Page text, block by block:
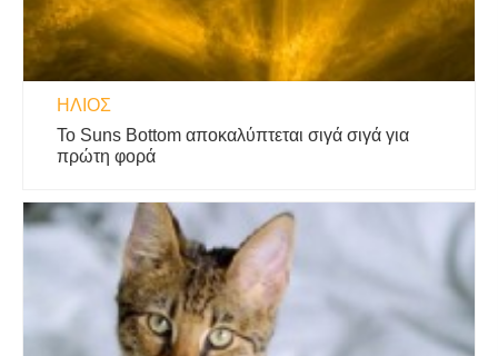
ΉΛΙΟΣ
Το Suns Bottom αποκαλύπτεται σιγά σιγά για
πρώτη φορά